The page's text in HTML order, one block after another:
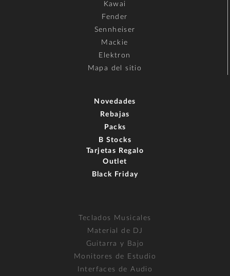
Kawai
Fender
Sennheiser
Mackie
Elektron
Mapa del sitio
Novedades
Rebajas
Packs
B Stocks
Tarjetas Regalo
Outlet
Black Friday
Teclados Musicales
Material de DJ
Guitarra y Bajo
Monitores de Estudio
Interfaces de Audio